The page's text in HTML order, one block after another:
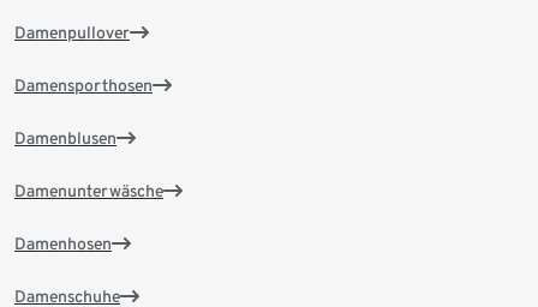
Damenpullover
Damensporthosen
Damenblusen
Damenunterwäsche
Damenhosen
Damenschuhe